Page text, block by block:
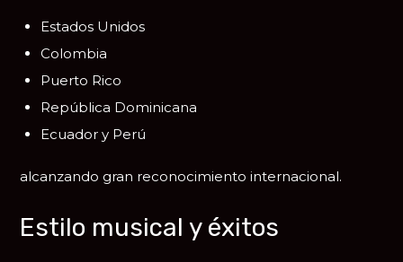
Estados Unidos
Colombia
Puerto Rico
República Dominicana
Ecuador y Perú
alcanzando gran reconocimiento internacional.
Estilo musical y éxitos